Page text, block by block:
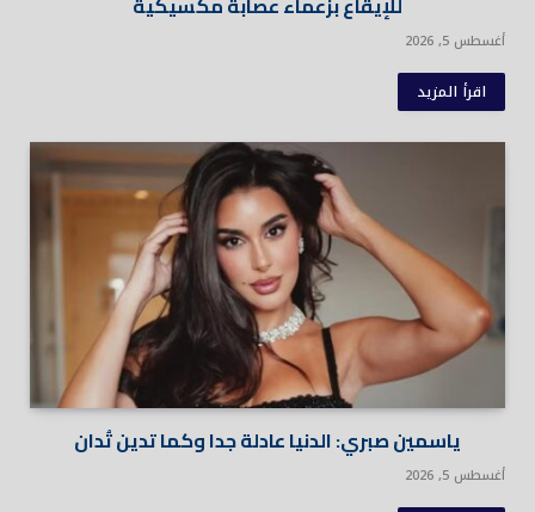
أغسطس 5, 2026
اقرأ المزيد
ياسمين صبري: الدنيا عادلة جدا وكما تدين تُدان
أغسطس 5, 2026